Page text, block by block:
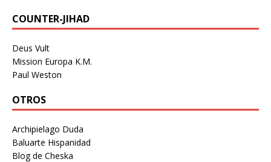
COUNTER-JIHAD
Deus Vult
Mission Europa K.M.
Paul Weston
OTROS
Archipielago Duda
Baluarte Hispanidad
Blog de Cheska